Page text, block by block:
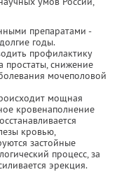
препаратами -
годы.
профилактику
простаты, снижение
мочеполовой
мощная
кровенаполнение
кровью,
застойные
процесс, за
эрекция.